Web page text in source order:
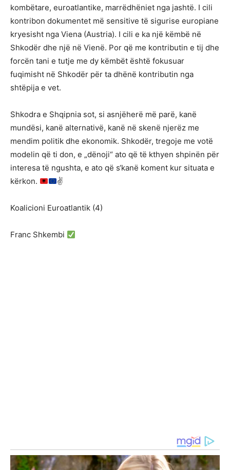
kombëtare, euroatlantike, marrëdhëniet nga jashtë. I cili
kontribon dokumentet më sensitive të sigurise europiane
kryesisht nga Viena (Austria). I cili e ka një këmbë në
Shkodër dhe një në Vienë. Por që me kontributin e tij dhe
forcën tani e tutje me dy këmbët është fokusuar
fuqimisht në Shkodër për ta dhënë kontributin nga
shtëpija e vet.
Shkodra e Shqipnia sot, si asnjëherë më parë, kanë
mundësi, kanë alternativë, kanë në skenë njerëz me
mendim politik dhe ekonomik. Shkodër, tregoje me votë
modelin që ti don, e „dënoji“ ato që të kthyen shpinën për
interesa të ngushta, e ato që s‘kanë koment kur situata e
kërkon.
✌️
Koalicioni Euroatlantik (4)
Franc Shkembi